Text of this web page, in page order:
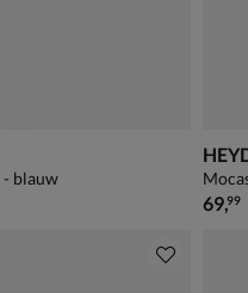
- blauw
€
69,99